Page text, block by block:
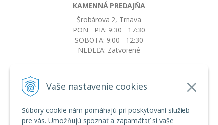
Vaše nastavenie cookies
Súbory cookie nám pomáhajú pri poskytovaní služieb
pre vás. Umožňujú spoznať a zapamätať si vaše
KAMENNÁ PREDAJŇA
Šrobárova 2, Trnava
PON - PIA: 9:30 - 17:30
SOBOTA: 9:00 - 12:30
NEDEĽA: Zatvorené
objednavky@botkydorobotky.sk